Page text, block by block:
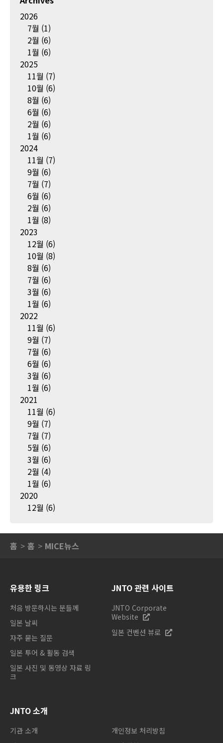
2026
7월 (1)
2월 (6)
1월 (6)
2025
11월 (7)
10월 (6)
8월 (6)
6월 (6)
2월 (6)
1월 (6)
2024
11월 (7)
9월 (6)
7월 (7)
6월 (6)
2월 (6)
1월 (8)
2023
12월 (6)
10월 (8)
8월 (6)
7월 (6)
3월 (6)
1월 (6)
2022
11월 (6)
9월 (7)
7월 (6)
6월 (6)
3월 (6)
1월 (6)
2021
11월 (6)
9월 (7)
7월 (7)
5월 (6)
3월 (6)
2월 (4)
1월 (6)
2020
12월 (6)
홈 홈 MICE뉴스
유용한 링크
처음 방문하시는 분들께
일본 날씨
자주 묻는 질문
일본 투어 & 활동 검색
일본 사진 및 동영상 자료 링
크
JNTO 관련 사이트
JNTO Corporate
Website
일본 컨벤션 뷰로
JNTO 소개
기관 소개
개인정보 처리방침